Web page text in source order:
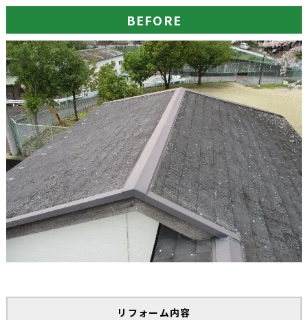
BEFORE
リフォーム内容